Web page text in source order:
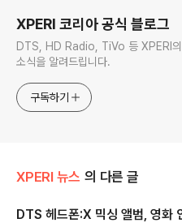
XPERI 코리아 공식 블로그
DTS, HD Radio, TiVo 등 XPERI의
소식을 알려드립니다.
구독하기
XPERI 뉴스 의 다른 글
DTS 헤드폰:X 믹싱 앨범, 영화